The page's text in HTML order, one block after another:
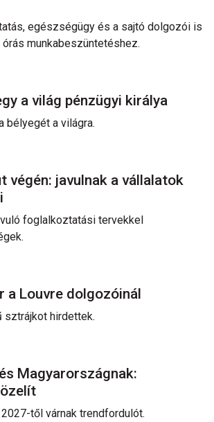
egészségügy és a sajtó dolgozói is
munkabeszüntetéshez.
a világ pénzügyi királya
bélyegét a világra.
végén: javulnak a vállalatok
foglalkoztatási tervekkel
a Louvre dolgozóinál
sztrájkot hirdettek.
Magyarországnak:
től várnak trendfordulót.